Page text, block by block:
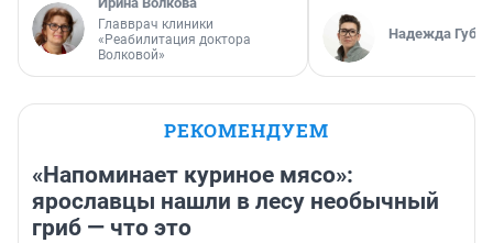
Главврач клиники
«Реабилитация доктора
Волковой»
Надежда
РЕКОМЕНДУЕМ
«Напоминает куриное мясо»:
ярославцы нашли в лесу необычный
гриб — что это